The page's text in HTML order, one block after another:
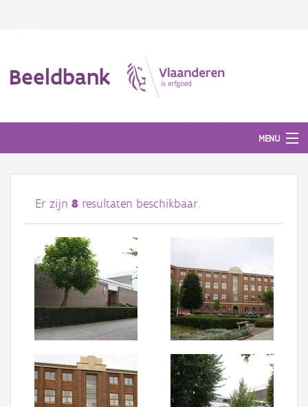
Beeldbank
MENU
Afbeeldingen
#BeeldIndeKijker
Hergebruik
Over ons
Aanmelden
Er zijn 8 resultaten beschikbaar.